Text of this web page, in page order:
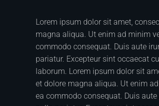
Lorem ipsum dolor sit amet,
magna aliqua. Ut enim ad minim
commodo consequat. Duis aute
pariatur. Excepteur sint occaecat
laborum. Lorem ipsum dolor sit
et dolore magna aliqua. Ut enim
ea commodo consequat. Duis